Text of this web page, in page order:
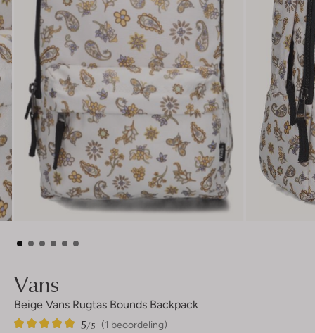
Vans
Beige Vans Rugtas Bounds Backpack
(1 beoordeling)
5/5
1
5